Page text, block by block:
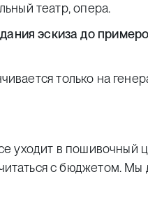
театр, опера.
эскиза до
только на
уходит в пошивочный
с бюджетом.